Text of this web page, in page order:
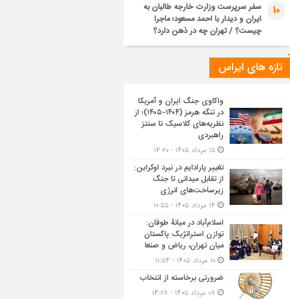
10
سفر سرپرست وزارت خارجه طالبان به
ایران و دیدار با احمد مسعود؛ ماجرا
چیست؟ / تهران چه در ذهن دارد؟
تازه های ایراس
واکاوی جنگ ایران و آمریکا
در تنگه هرمز (۱۴۰۴-۱۴۰۵)؛ از
نظریه‌های کلاسیک تا سنتز
راهبردی
تغییر پارادایم در نبرد اوکراین:
از تقابل میدانی تا جنگ
زیرساخت‌های انرژی
اسلام‌آباد در میانۀ طوفان:
توازن استراتژیک پاکستان
میان تهران، ریاض و صنعا
ضرورتی برخاسته از انتخاب